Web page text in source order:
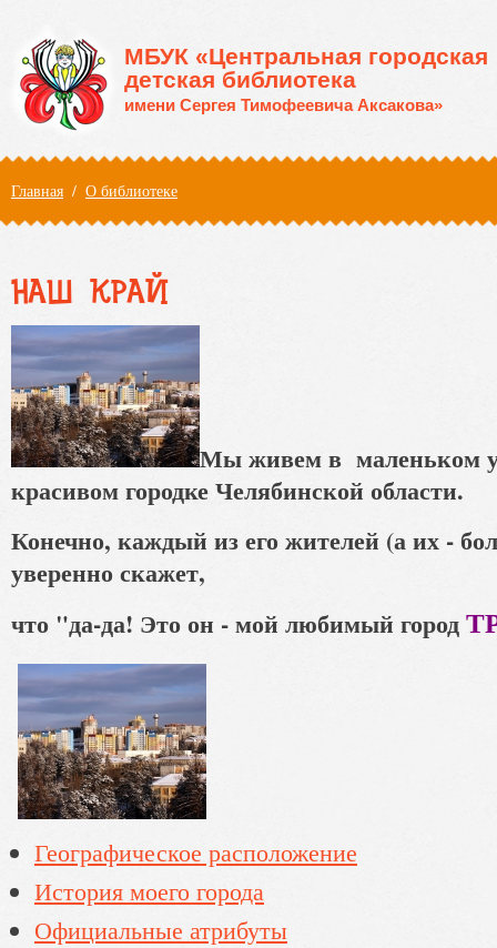
МБУК «Центральная городская
детская библиотека
имени Сергея Тимофеевича Аксакова»
Вы здесь
Главная / О библиотеке
НАШ КРАЙ
Мы живем в маленьком
красивом городке Челябинской области.
Конечно, каждый из его жителей (а их -
уверенно скажет,
что "да-да! Это он - мой любимый город
Географическое расположение
История моего города
Официальные атрибуты